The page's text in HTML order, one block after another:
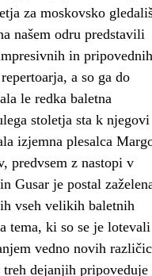
za moskovsko
našem odru predstavili
in pripovednih
a so ga do
le redka baletna
stoletja sta k njegovi
izjemna plesalca
predvsem z nastopi v
Gusar je postal
vseh velikih baletnih
tema, ki so se je lotevali
vedno novih
treh dejanjih pripoveduje